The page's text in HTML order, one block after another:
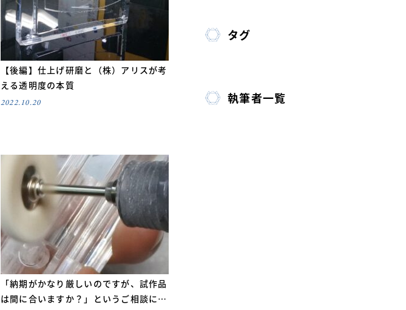
【後編】仕上げ研磨と（株）アリスが考
える透明度の本質
2022.10.20
「納期がかなり厳しいのですが、試作品
は間に合いますか？」というご相談に…
タグ
執筆者一覧